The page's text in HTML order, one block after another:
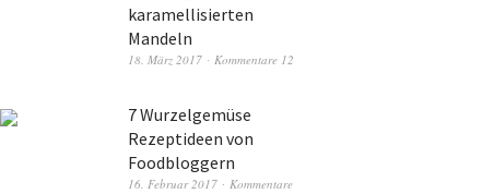
karamellisierten
Mandeln
18. März 2017 Kommentare 12
7 Wurzelgemüse
Rezeptideen von
Foodbloggern
16. Februar 2017
Kommentare